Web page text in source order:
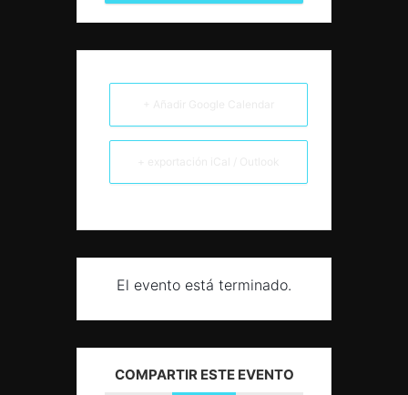
El evento está terminado.
COMPARTIR ESTE EVENTO